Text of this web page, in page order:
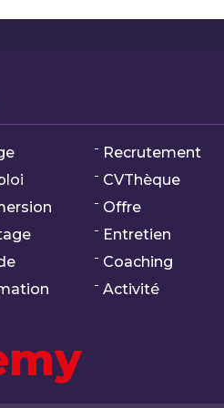
Recrutement
CVThèque
Offre
Entretien
Coaching
Activité